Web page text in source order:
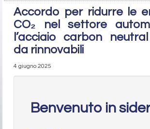
Accordo per ridurre le
CO₂ nel settore
l’acciaio carbon
da rinnovabili
4 giugno 2025
Benvenuto in